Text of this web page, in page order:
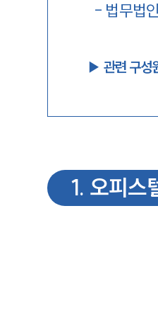
- 법무법
▶︎ 관련 구성
1. 오피스